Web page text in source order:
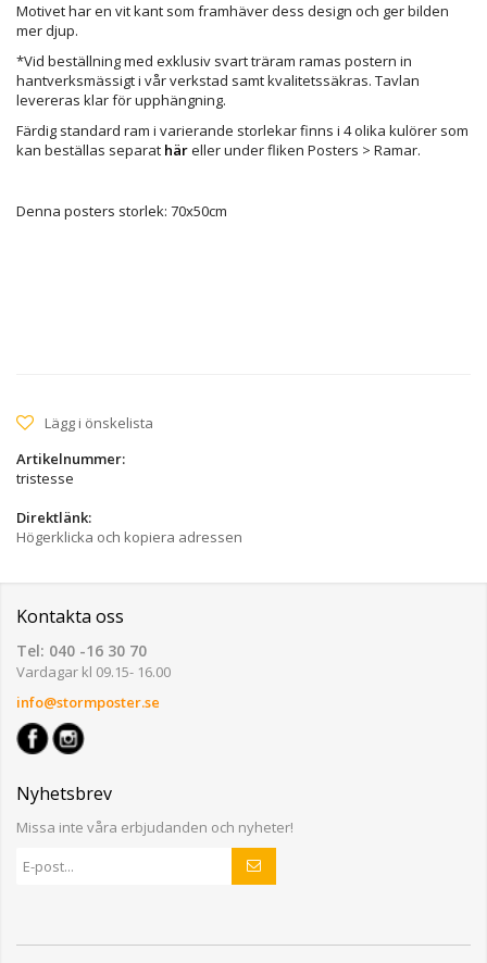
Motivet har en vit kant som framhäver dess design och ger bilden
mer djup.
*Vid beställning med exklusiv svart träram ramas postern in
hantverksmässigt i vår verkstad samt kvalitetssäkras. Tavlan
levereras klar för upphängning.
Färdig standard ram i varierande storlekar finns i 4 olika kulörer som
kan beställas separat häreller under fliken Posters > Ramar.
Denna posters storlek: 70x50cm
Lägg i önskelista
Artikelnummer:
tristesse
Direktlänk:
Högerklicka och kopiera adressen
Kontakta oss
Tel: 040 -16 30 70
Vardagar kl 09.15- 16.00
info@stormposter.se
Nyhetsbrev
Missa inte våra erbjudanden och nyheter!